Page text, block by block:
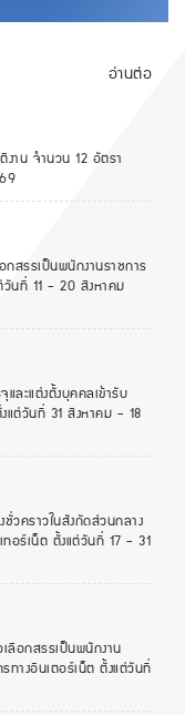
อ่านต่อ
าน จำนวน 12 อัตรา
สรรเป็นพนักงานราชการ
วันที่ 11 - 20 สิงหาคม
ละแต่งตั้งบุคคลเข้ารับ
แต่วันที่ 31 สิงหาคม - 18
วคราวในสังกัดส่วนกลาง
ร์เน็ต ตั้งแต่วันที่ 17 - 31
อกสรรเป็นพนักงาน
างอินเตอร์เน็ต ตั้งแต่วันที่